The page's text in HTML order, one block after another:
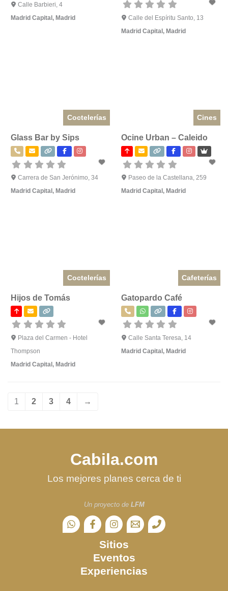
Calle Barbieri, 4
Madrid Capital, Madrid
Calle del Espíritu Santo, 13
Madrid Capital,Madrid
Coctelerías
Glass Bar by Sips
Carrera de San Jerónimo, 34
Madrid Capital , Madrid
Cines
Ocine Urban – Caleido
Paseo de la Castellana, 259
Madrid Capital , Madrid
Coctelerías
Hijos de Tomás
Plaza del Carmen - Hotel
Thompson
Madrid Capital, Madrid
Cafeterías
Gatopardo Café
Calle Santa Teresa, 14
Madrid Capital,Madrid
1 2 3 4 →
Cabila.com
Los mejores planes cerca de ti
Un proyecto de LFM
Sitios
Eventos
Experiencias